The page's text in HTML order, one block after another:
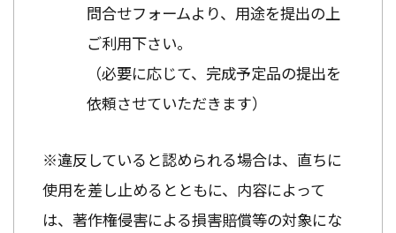
問合せフォームより、用途を提出の上
ご利用下さい。
（必要に応じて、完成予定品の提出を
依頼させていただきます）
※違反していると認められる場合は、直ちに
使用を差し止めるとともに、内容によって
は、著作権侵害による損害賠償等の対象にな